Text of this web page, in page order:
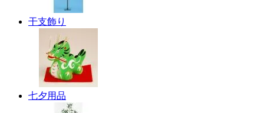
干支飾り
七夕用品